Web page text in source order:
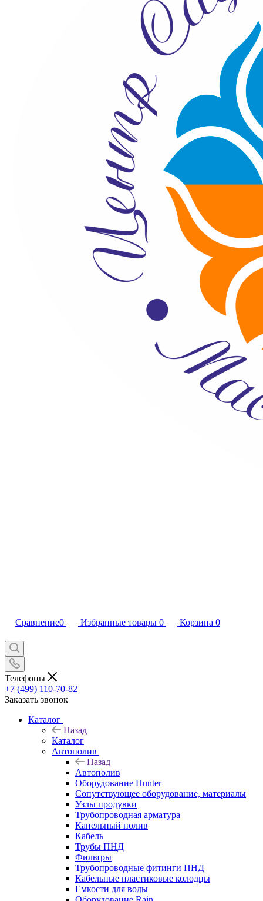
Сравнение0 Избранные товары 0 Корзина 0
Телефоны
+7 (499) 110-70-82
Заказать звонок
Каталог
Назад
Каталог
Автополив
Назад
Автополив
Оборудование Hunter
Сопутствующее оборудование, материалы
Узлы продувки
Трубопроводная арматура
Капельный полив
Кабель
Трубы ПНД
Фильтры
Трубопроводные фитинги ПНД
Кабельные пластиковые колодцы
Емкости для воды